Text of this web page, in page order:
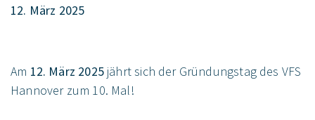
12. März 2025
Am 12. März 2025jährt sich der Gründungstag des VFS
Hannover zum 10. Mal!